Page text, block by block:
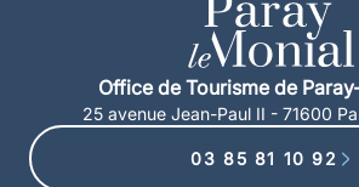
Office de Tourisme de
25 avenue Jean-Paul II - 71600
03 85 81 10 92